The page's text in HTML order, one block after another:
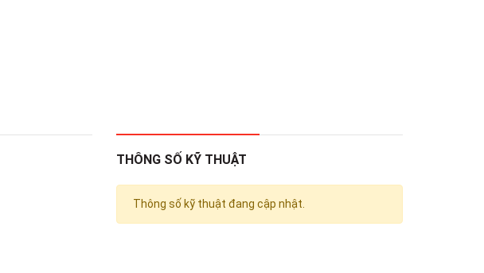
THÔNG SỐ KỸ THUẬT
Thông số kỹ thuật đang cập nhật.